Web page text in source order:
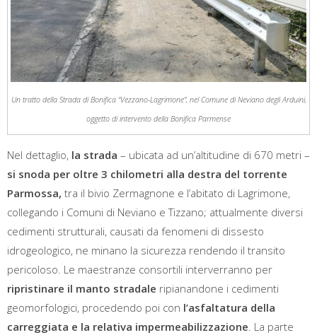
Un tratto della Strada di Bonifica “Vezzano-Lagrimone”, nel Comune di Neviano degli Arduini,
oggetto di intervento della Bonifica Parmense
Nel dettaglio, la strada – ubicata ad un’altitudine di 670 metri –
si snoda per oltre 3 chilometri alla destra del torrente
Parmossa, tra il bivio Zermagnone e l’abitato di Lagrimone,
collegando i Comuni di Neviano e Tizzano; attualmente diversi
cedimenti strutturali, causati da fenomeni di dissesto
idrogeologico, ne minano la sicurezza rendendo il transito
pericoloso. Le maestranze consortili interverranno per
ripristinare il manto stradale ripianandone i cedimenti
geomorfologici, procedendo poi con l’asfaltatura della
carreggiata e la relativa impermeabilizzazione. La parte